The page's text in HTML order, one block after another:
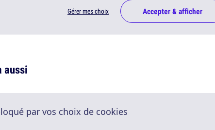
Gérer mes choix Accepter & afficher
aussi
par vos choix de cookies